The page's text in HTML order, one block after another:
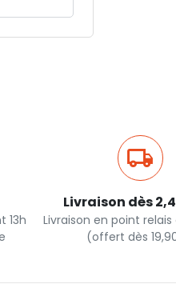
13h
Livraison dès
Livraison en point
(offert dès